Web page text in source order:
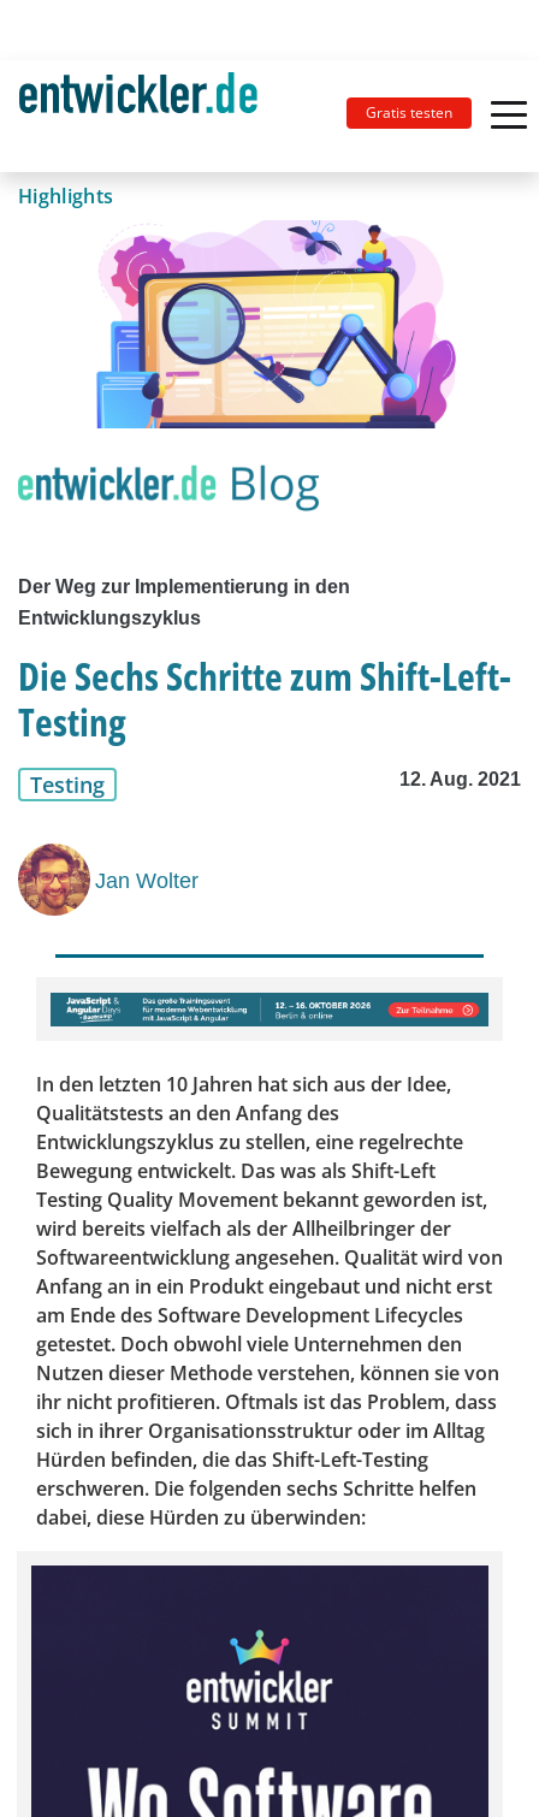
Gratis testen
Highlights
Der Weg zur Implementierung in den
Entwicklungszyklus
Die Sechs Schritte zum Shift-Left-
Testing
Testing 12. Aug. 2021
Jan Wolter
In den letzten 10 Jahren hat sich aus der Idee,
Qualitätstests an den Anfang des
Entwicklungszyklus zu stellen, eine regelrechte
Bewegung entwickelt. Das was als Shift-Left
Testing Quality Movement bekannt geworden ist,
wird bereits vielfach als der Allheilbringer der
Softwareentwicklung angesehen. Qualität wird von
Anfang an in ein Produkt eingebaut und nicht erst
am Ende des Software Development Lifecycles
getestet. Doch obwohl viele Unternehmen den
Nutzen dieser Methode verstehen, können sie von
ihr nicht profitieren. Oftmals ist das Problem, dass
sich in ihrer Organisationsstruktur oder im Alltag
Hürden befinden, die das Shift-Left-Testing
erschweren. Die folgenden sechs Schritte helfen
dabei, diese Hürden zu überwinden: